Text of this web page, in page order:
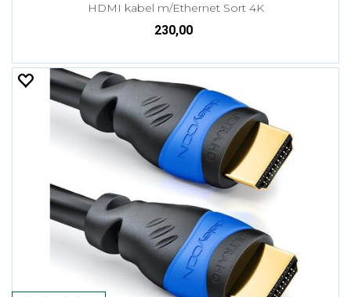
HDMI kabel m/Ethernet Sort 4K
230,00